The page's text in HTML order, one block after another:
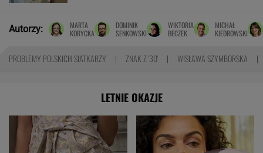
Autorzy:
MARTA
KORYCKA
DOMINIK
SENKOWSKI
WIKTORIA
BECZEK
MICHAŁ
KIEDROWSKI
PROBLEMY POLSKICH SIATKARZY ZNAK Z '30' WISŁAWA SZYMBORSKA
LETNIE OKAZJE